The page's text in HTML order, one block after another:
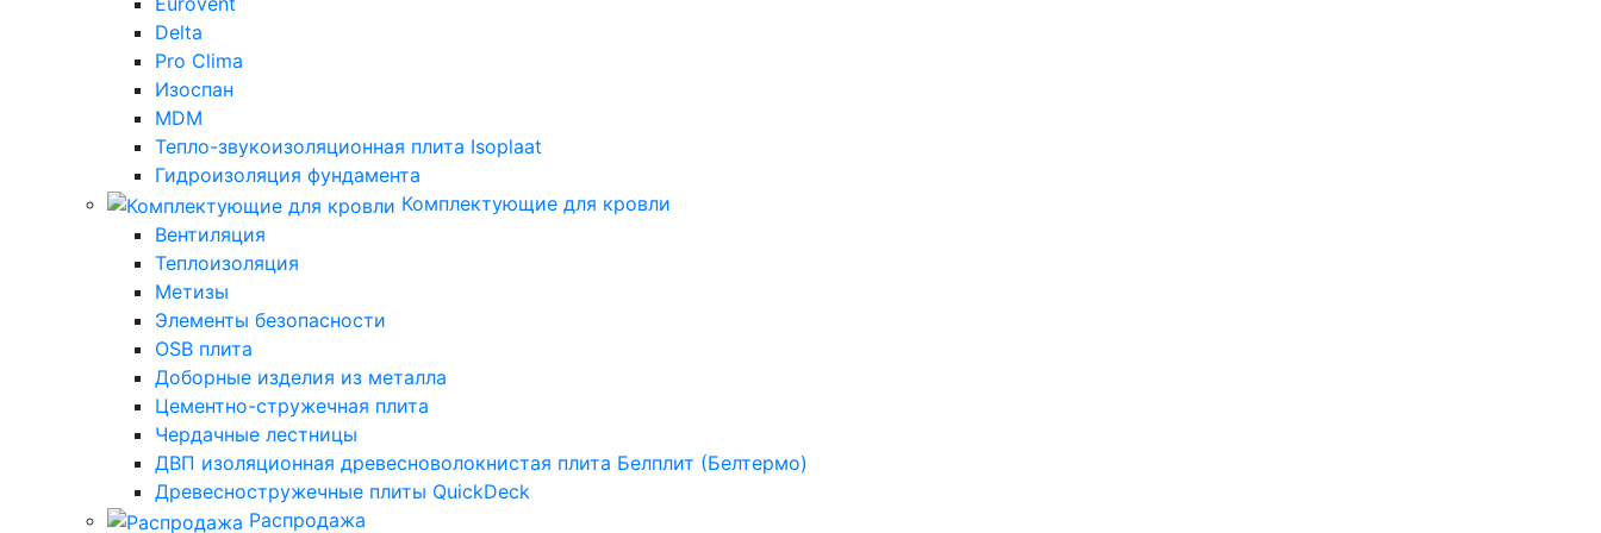
Delta
Pro Clima
Изоспан
MDM
Тепло-звукоизоляционная плита Isoplaat
Гидроизоляция фундамента
Комплектующие для кровли
Вентиляция
Теплоизоляция
Метизы
Элементы безопасности
OSB плита
Доборные изделия из металла
Цементно-стружечная плита
Чердачные лестницы
ДВП изоляционная древесноволокнистая плита Белплит (Белтермо)
Древесностружечные плиты QuickDeck
Распродажа